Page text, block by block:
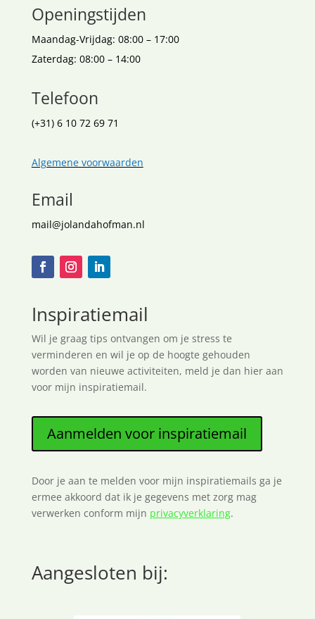
Openingstijden
Maandag-Vrijdag: 08:00 – 17:00
Zaterdag: 08:00 – 14:00
Telefoon
(+31) 6 10 72 69 71
Algemene voorwaarden
Email
mail@jolandahofman.nl
Inspiratiemail
Wil je graag tips ontvangen om je stress te
verminderen en wil je op de hoogte gehouden
worden van nieuwe activiteiten, meld je dan hier aan
voor mijn inspiratiemail.
Aanmelden voor inspiratiemail
Door je aan te melden voor mijn inspiratiemails ga je
ermee akkoord dat ik je gegevens met zorg mag
verwerken conform mijn privacyverklaring.
Aangesloten bij: